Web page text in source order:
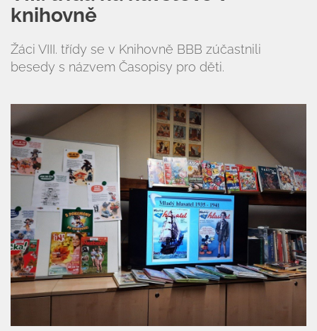
Úvod
Organizace školního roku
Úřední deska
Naše škola
Základní škola
ZŠ speciální
ZŠ a MŠ při nemocnici
Vyhledávání na webu
knihovně
Žáci VIII. třídy se v Knihovně BBB zúčastnili
besedy s názvem Časopisy pro děti.